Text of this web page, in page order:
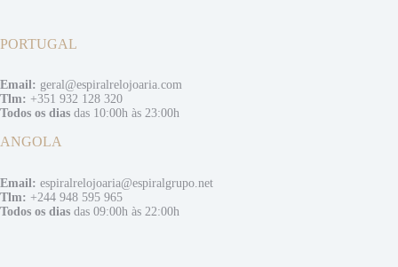
PORTUGAL
Email: geral@espiralrelojoaria.com
Tlm: +351 932 128 320
Todos os dias das 10:00h às 23:00h
ANGOLA
Email: espiralrelojoaria@espiralgrupo.net
Tlm: +244 948 595 965
Todos os dias das 09:00h às 22:00h